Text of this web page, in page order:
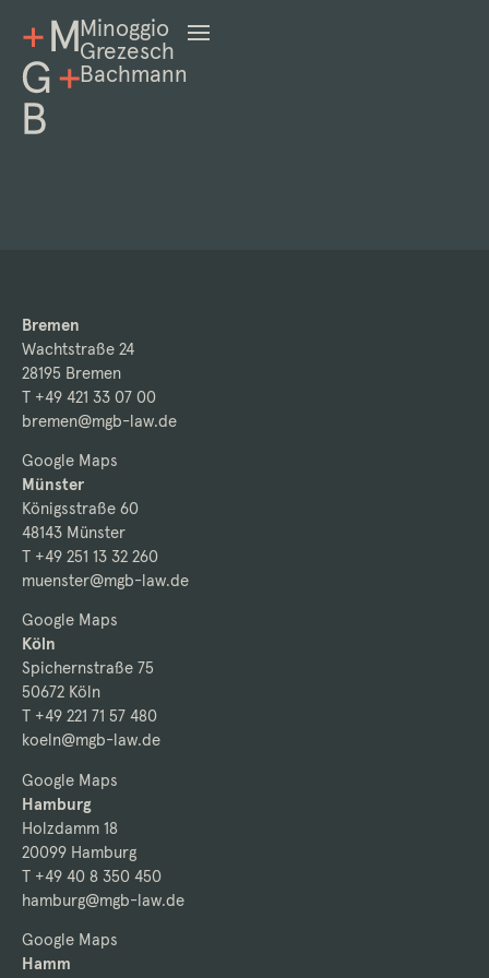
Minoggio
Grezesch
Bachmann
Bremen
Wachtstraße 24
28195 Bremen
T +49 421 33 07 00
bremen@mgb-law.de
Google Maps
Münster
Königsstraße 60
48143 Münster
T +49 251 13 32 260
muenster@mgb-law.de
Google Maps
Köln
Spichernstraße 75
50672 Köln
T +49 221 71 57 480
koeln@mgb-law.de
Google Maps
Hamburg
Holzdamm 18
20099 Hamburg
T +49 40 8 350 450
hamburg@mgb-law.de
Google Maps
Hamm